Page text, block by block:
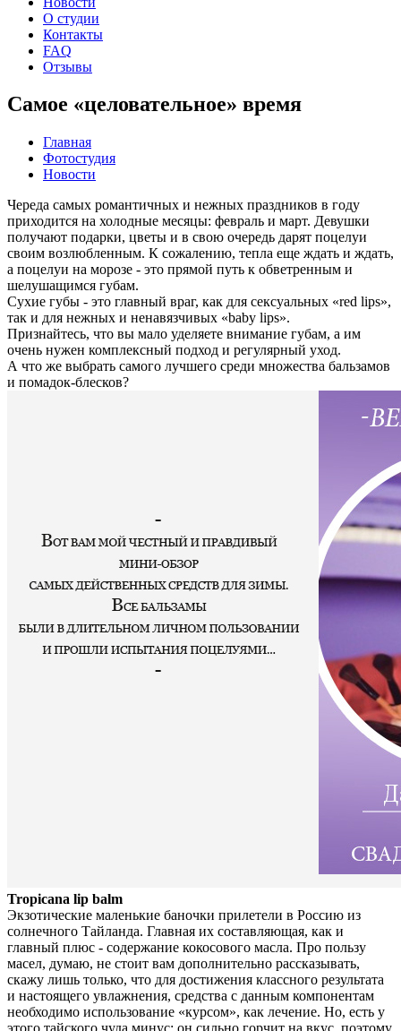
О студии
Контакты
FAQ
Отзывы
Самое «целовательное» время
Главная
Фотостудия
Новости
Череда самых романтичных и нежных праздников в году
приходится на холодные месяцы: февраль и март. Девушки
получают подарки, цветы и в свою очередь дарят поцелуи
своим возлюбленным. К сожалению, тепла еще ждать и ждать,
а поцелуи на морозе - это прямой путь к обветренным и
шелушащимся губам.
Cухие губы - это главный враг, как для сексуальных «red lips»,
так и для нежных и ненавязчивых «baby lips».
Признайтесь, что вы мало уделяете внимание губам, а им
очень нужен комплексный подход и регулярный уход.
А что же выбрать самого лучшего среди множества бальзамов
и помадок-блесков?
Tropicana lip balm
Экзотические маленькие баночки прилетели в Россию из
солнечного Тайланда. Главная их составляющая, как и
главный плюс - содержание кокосового масла. Про пользу
масел, думаю, не стоит вам дополнительно рассказывать,
скажу лишь только, что для достижения классного результата
и настоящего увлажнения, средства с данным компонентам
необходимо использование «курсом», как лечение. Но, есть у